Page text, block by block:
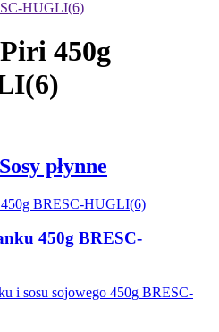
450g
płynne
450g BRESC-